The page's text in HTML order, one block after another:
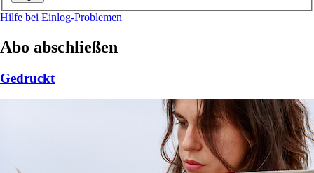
Hilfe bei Einlog-Problemen
Abo abschließen
Gedruckt